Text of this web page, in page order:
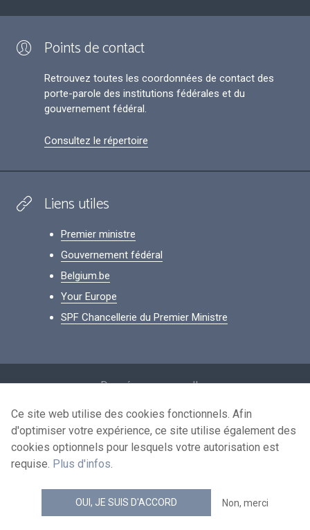
Points de contact
Retrouvez toutes les coordonnées de contact des
porte-parole des institutions fédérales et du
gouvernement fédéral.
Consultez le répertoire
Liens utiles
Premier ministre
Gouvernement fédéral
Belgium.be
Your Europe
SPF Chancellerie du Premier Ministre
Données personnelles
Conditions de réutilisation
Contactez-nous
news.belgium flux RSS
© 2026 - news.belgium.be
Ce site web utilise des cookies fonctionnels. Afin
d'optimiser votre expérience, ce site utilise également des
cookies optionnels pour lesquels votre autorisation est
requise. Plus d'infos.
OUI, JE SUIS D'ACCORD Non, merci